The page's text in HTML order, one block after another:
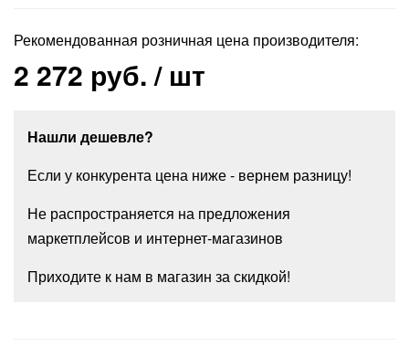
Рекомендованная розничная цена производителя:
2 272 руб./ шт
Нашли дешевле?
Если у конкурента цена ниже - вернем разницу!
Не распространяется на предложения
маркетплейсов и интернет-магазинов
Приходите к нам в магазин за скидкой!